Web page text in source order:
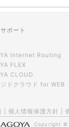
ポート
Internet Routing
FLEX
CLOUD
ドクラウド for WEB
個人情報保護方針
Copyright ©